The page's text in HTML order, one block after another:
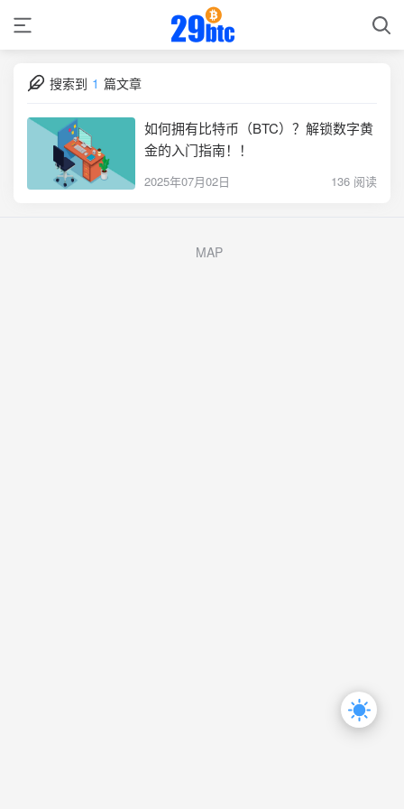
搜索到 1 篇文章
如何拥有比特币（BTC）？解锁数字黄
金的入门指南！！
2025年07月02日 136 阅读
MAP